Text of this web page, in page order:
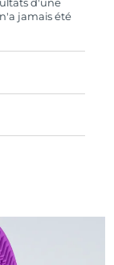
jamais été
1 mois.
de plaque en
&
pulsations par